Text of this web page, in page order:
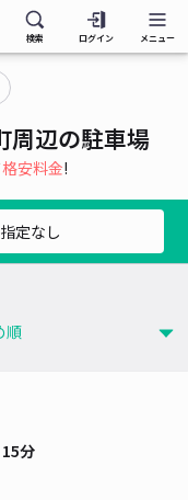
検索 ログイン メニュー
周辺の駐車場
格安料金!
指定なし
分